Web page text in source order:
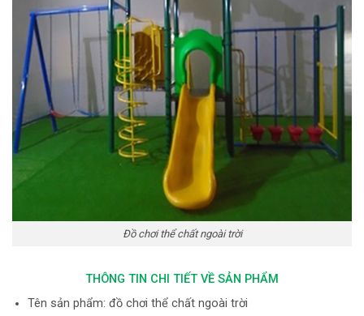
Đồ chơi thể chất ngoài trời
THÔNG TIN CHI TIẾT VỀ SẢN PHẨM
Tên sản phẩm: đồ chơi thể chất ngoài trời